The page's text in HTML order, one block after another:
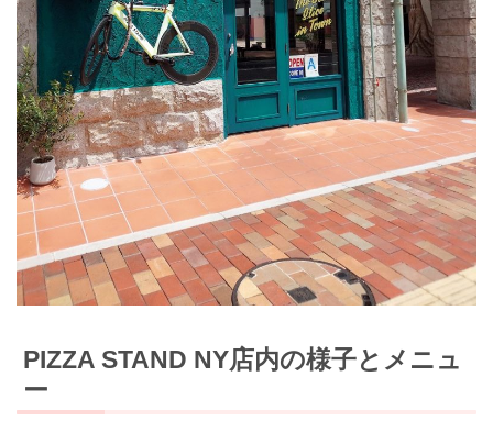
PIZZA STAND NY店内の様子とメニュ
ー